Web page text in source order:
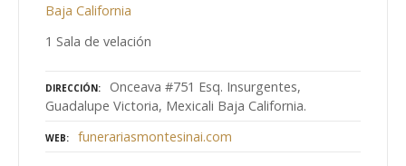
Baja California
1 Sala de velación
DIRECCIÓN
Onceava #751 Esq. Insurgentes,
Guadalupe Victoria, Mexicali Baja California.
WEB funerariasmontesinai.com